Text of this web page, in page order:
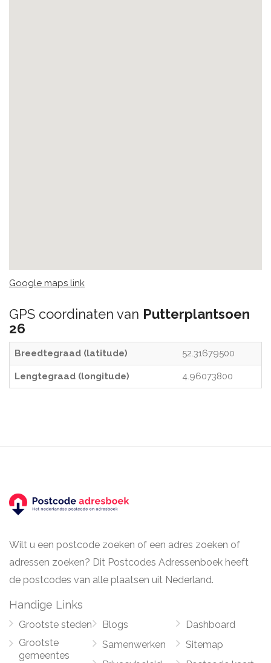
Google maps link
GPS coordinaten van Putterplantsoen
26
Breedtegraad (latitude) 52.31679500
Lengtegraad (longitude) 4.96073800
Wilt u een postcode zoeken of een adres zoeken of
adressen zoeken? Dit Postcodes Adressenboek heeft
de postcodes van alle plaatsen uit Nederland.
Handige Links
Grootste steden
Grootste
gemeentes
Blogs
Samenwerken
Dashboard
Sitemap